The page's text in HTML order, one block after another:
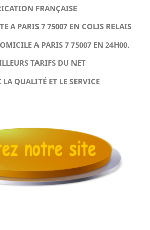
FRANÇAISE
A PARIS 7 75007 EN COLIS RELAIS
A PARIS 7 75007 EN 24H00.
TARIFS DU NET
LA QUALITÉ ET LE SERVICE